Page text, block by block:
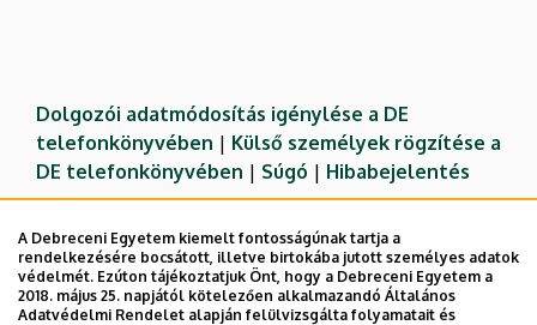
Dolgozói adatmódosítás igénylése a DE
telefonkönyvében | Külső személyek rögzítése a
DE telefonkönyvében | Súgó | Hibabejelentés
A Debreceni Egyetem kiemelt fontosságúnak tartja a
rendelkezésére bocsátott, illetve birtokába jutott személyes adatok
védelmét. Ezúton tájékoztatjuk Önt, hogy a Debreceni Egyetem a
2018. május 25. napjától kötelezően alkalmazandó Általános
Adatvédelmi Rendelet alapján felülvizsgálta folyamatait és